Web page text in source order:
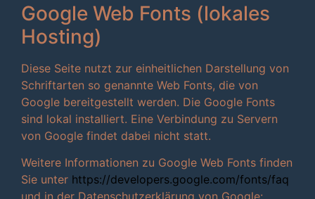
Google Web Fonts (lokales
Hosting)
Diese Seite nutzt zur einheitlichen Darstellung von
Schriftarten so genannte Web Fonts, die von
Google bereitgestellt werden. Die Google Fonts
sind lokal installiert. Eine Verbindung zu Servern
von Google findet dabei nicht statt.
Weitere Informationen zu Google Web Fonts finden
Sie unter https://developers.google.com/fonts/faq